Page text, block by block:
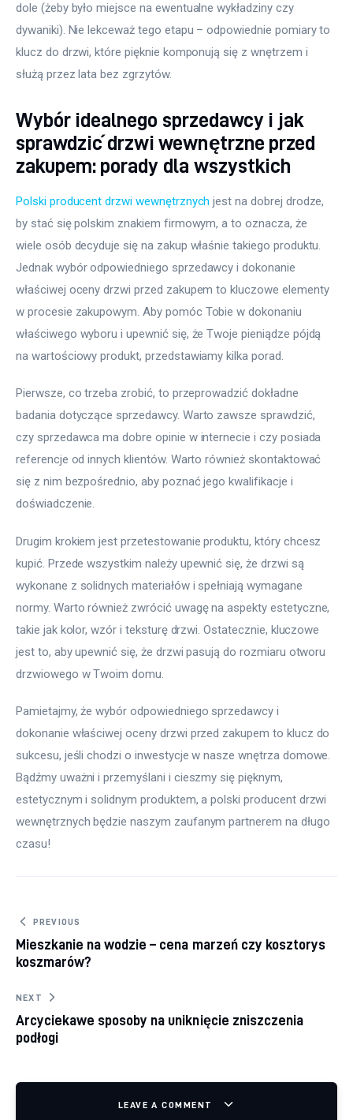
dole (żeby było miejsce na ewentualne wykładziny czy
dywaniki). Nie lekceważ tego etapu – odpowiednie pomiary to
klucz do drzwi, które pięknie komponują się z wnętrzem i
służą przez lata bez zgrzytów.
Wybór idealnego sprzedawcy i jak
sprawdzić drzwi wewnętrzne przed
zakupem: porady dla wszystkich
Polski producent drzwi wewnętrznych jest na dobrej drodze,
by stać się polskim znakiem firmowym, a to oznacza, że
wiele osób decyduje się na zakup właśnie takiego produktu.
Jednak wybór odpowiedniego sprzedawcy i dokonanie
właściwej oceny drzwi przed zakupem to kluczowe elementy
w procesie zakupowym. Aby pomóc Tobie w dokonaniu
właściwego wyboru i upewnić się, że Twoje pieniądze pójdą
na wartościowy produkt, przedstawiamy kilka porad.
Pierwsze, co trzeba zrobić, to przeprowadzić dokładne
badania dotyczące sprzedawcy. Warto zawsze sprawdzić,
czy sprzedawca ma dobre opinie w internecie i czy posiada
referencje od innych klientów. Warto również skontaktować
się z nim bezpośrednio, aby poznać jego kwalifikacje i
doświadczenie.
Drugim krokiem jest przetestowanie produktu, który chcesz
kupić. Przede wszystkim należy upewnić się, że drzwi są
wykonane z solidnych materiałów i spełniają wymagane
normy. Warto również zwrócić uwagę na aspekty estetyczne,
takie jak kolor, wzór i teksturę drzwi. Ostatecznie, kluczowe
jest to, aby upewnić się, że drzwi pasują do rozmiaru otworu
drzwiowego w Twoim domu.
Pamietajmy, że wybór odpowiedniego sprzedawcy i
dokonanie właściwej oceny drzwi przed zakupem to klucz do
sukcesu, jeśli chodzi o inwestycje w nasze wnętrza domowe.
Bądźmy uważni i przemyślani i cieszmy się pięknym,
estetycznym i solidnym produktem, a polski producent drzwi
wewnętrznych będzie naszym zaufanym partnerem na długo
czasu!
Nawigacja wpisu
PREVIOUS
Mieszkanie na wodzie – cena marzeń czy kosztorys
koszmarów?
NEXT
Arcyciekawe sposoby na uniknięcie zniszczenia
podłogi
LEAVE A COMMENT